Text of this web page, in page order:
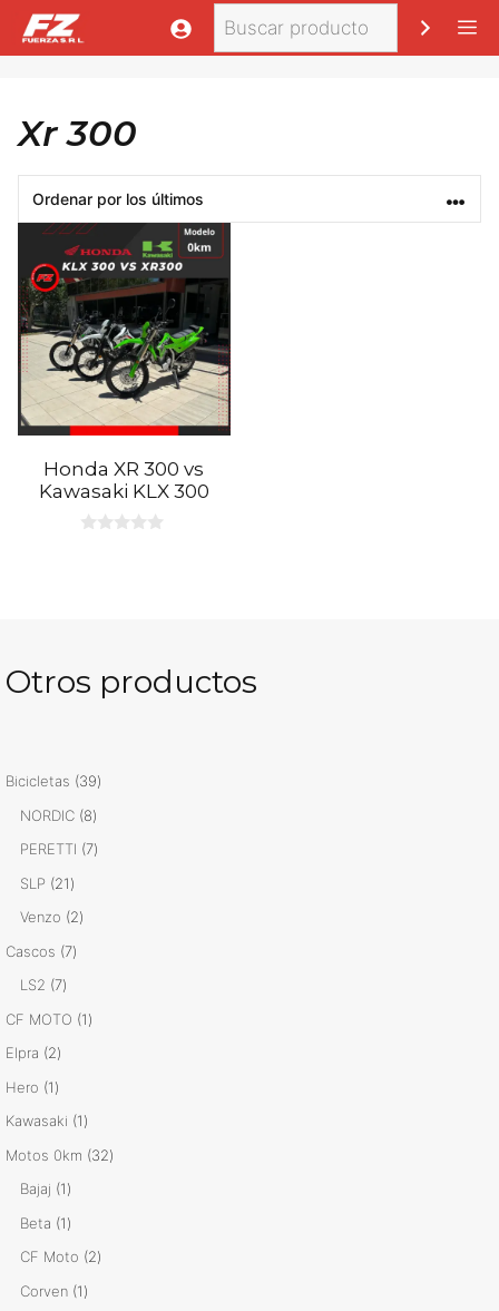
Saltar
al
Buscar
Xr 300
Honda XR 300 vs
Kawasaki KLX 300
Otros productos
Bicicletas 3939
NORDIC 88
productos
PERETTI 77
SLP 2121
productos
Venzo 22
Cascos 77
LS2 77
productos
CF MOTO 11
Elpra 22
productos
Hero 11
producto
Kawasaki 11
producto
Motos 0km 3232
Bajaj 11
producto
Beta 11
producto
CF Moto 22
Corven 11